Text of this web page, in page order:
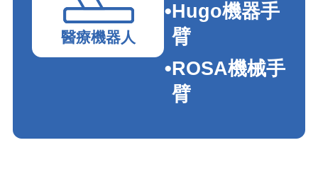
醫療機器人
Hugo機器手
臂
ROSA機械手
臂